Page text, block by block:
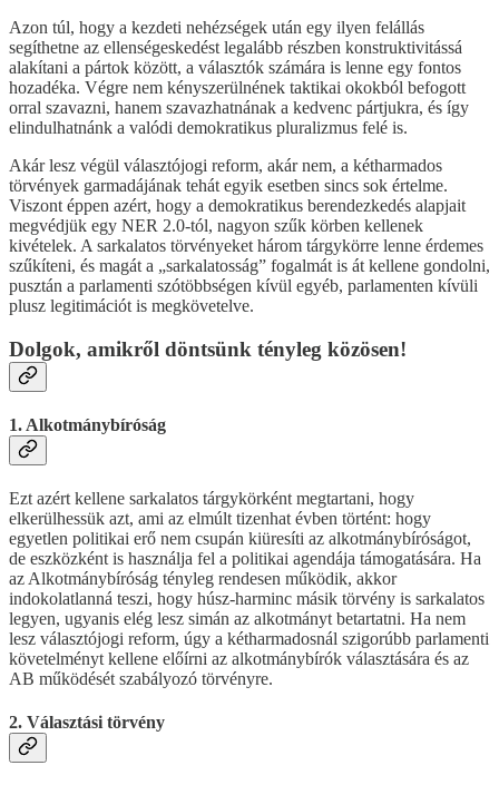
Azon túl, hogy a kezdeti nehézségek után egy ilyen felállás
segíthetne az ellenségeskedést legalább részben konstruktivitássá
alakítani a pártok között, a választók számára is lenne egy fontos
hozadéka. Végre nem kényszerülnének taktikai okokból befogott
orral szavazni, hanem szavazhatnának a kedvenc pártjukra, és így
elindulhatnánk a valódi demokratikus pluralizmus felé is.
Akár lesz végül választójogi reform, akár nem, a kétharmados
törvények garmadájának tehát egyik esetben sincs sok értelme.
Viszont éppen azért, hogy a demokratikus berendezkedés alapjait
megvédjük egy NER 2.0-tól, nagyon szűk körben kellenek
kivételek. A sarkalatos törvényeket három tárgykörre lenne érdemes
szűkíteni, és magát a „sarkalatosság” fogalmát is át kellene gondolni,
pusztán a parlamenti szótöbbségen kívül egyéb, parlamenten kívüli
plusz legitimációt is megkövetelve.
Dolgok, amikről döntsünk tényleg közösen!
1. Alkotmánybíróság
Ezt azért kellene sarkalatos tárgykörként megtartani, hogy
elkerülhessük azt, ami az elmúlt tizenhat évben történt: hogy
egyetlen politikai erő nem csupán kiüresíti az alkotmánybíróságot,
de eszközként is használja fel a politikai agendája támogatására. Ha
az Alkotmánybíróság tényleg rendesen működik, akkor
indokolatlanná teszi, hogy húsz-harminc másik törvény is sarkalatos
legyen, ugyanis elég lesz simán az alkotmányt betartatni. Ha nem
lesz választójogi reform, úgy a kétharmadosnál szigorúbb parlamenti
követelményt kellene előírni az alkotmánybírók választására és az
AB működését szabályozó törvényre.
2. Választási törvény